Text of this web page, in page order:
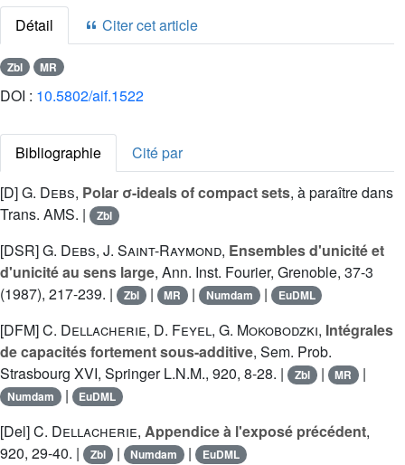
Détail Citer cet article
Zbl MR
DOI : 10.5802/aif.1522
Bibliographie
Cité par
[D]G. Debs, Polar σ-ideals of compact sets, à paraître dans
Trans. AMS. |
Zbl
[DSR]G. Debs, J. Saint-Raymond, Ensembles d'unicité et
d'unicité au sens large, Ann. Inst. Fourier, Grenoble, 37-3
(1987), 217-239. |
Zbl | MR | Numdam | EuDML
[DFM]C. Dellacherie, D. Feyel, G. Mokobodzki, Intégrales
de capacités fortement sous-additive, Sem. Prob.
Strasbourg XVI, Springer L.N.M., 920, 8-28. |
Zbl | MR |
Numdam | EuDML
[Del]C. Dellacherie, Appendice à l'exposé précédent,
920, 29-40. |
Zbl | Numdam | EuDML